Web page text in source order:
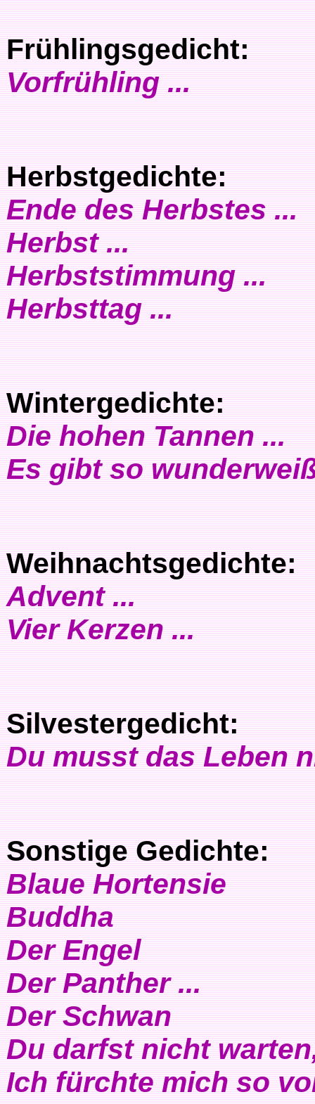
Frühlingsgedicht:
Vorfrühling ...
Herbstgedichte:
Ende des Herbstes ...
Herbst ...
Herbststimmung ...
Herbsttag ...
Wintergedichte:
Die hohen Tannen ...
Es gibt so
Weihnachtsgedichte:
Advent ...
Vier Kerzen ...
Silvestergedicht:
Du musst das Leben
Sonstige Gedichte:
Blaue Hortensie
Buddha
Der Engel
Der Panther ...
Der Schwan
Du darfst nicht
Ich fürchte mich so